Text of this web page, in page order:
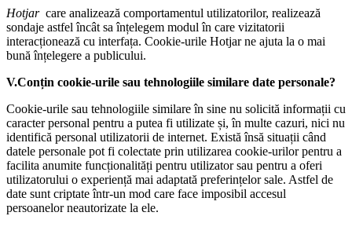
Hotjar care analizează comportamentul utilizatorilor, realizează
sondaje astfel încât sa înțelegem modul în care vizitatorii
interacționează cu interfața. Cookie-urile Hotjar ne ajuta la o mai
bună înțelegere a publicului.
V.Conțin cookie-urile sau tehnologiile similare date personale?
Cookie-urile sau tehnologiile similare în sine nu solicită informații cu
caracter personal pentru a putea fi utilizate și, în multe cazuri, nici nu
identifică personal utilizatorii de internet. Există însă situații când
datele personale pot fi colectate prin utilizarea cookie-urilor pentru a
facilita anumite funcționalități pentru utilizator sau pentru a oferi
utilizatorului o experiență mai adaptată preferințelor sale. Astfel de
date sunt criptate într-un mod care face imposibil accesul
persoanelor neautorizate la ele.